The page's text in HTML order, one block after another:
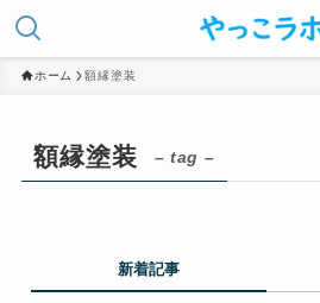
ホーム 額縁塗装
額縁塗装 – tag –
新着記事